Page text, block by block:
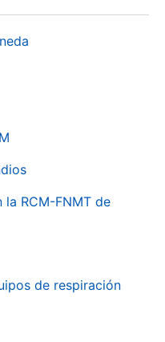
RCM-FNMT de
de respiración